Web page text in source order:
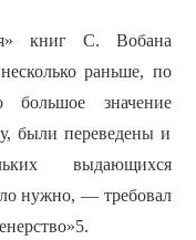
книг С. Вобана
раньше, по
большое значение
были переведены и
выдающихся
нужно, — требовал